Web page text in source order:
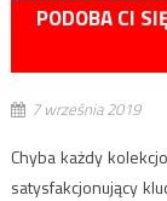
PODOBA CI
7 września 2019
Chyba każdy
satysfakcjonujący